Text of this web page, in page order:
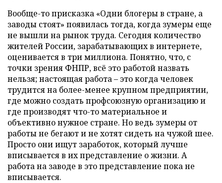
Вообще-то присказка «Одни блогеры в стране, а
заводы стоят» появилась тогда, когда зумеры еще
не вышли на рынок труда. Сегодня количество
жителей России, зарабатывающих в интернете,
оценивается в три миллиона. Понятно, что, с
точки зрения ФНПР, всё это работой назвать
нельзя; настоящая работа – это когда человек
трудится на более-менее крупном предприятии,
где можно создать профсоюзную организацию и
где производят что-то материальное и
объективно нужное стране. Но ведь зумеры от
работы не бегают и не хотят сидеть на чужой шее.
Просто они ищут заработок, который лучше
вписывается в их представление о жизни. А
работа на заводе в это представление пока не
вписывается.